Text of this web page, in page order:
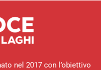
nel 2017 con l’obiettivo